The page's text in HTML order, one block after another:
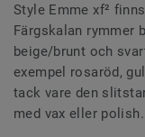
Style Emme xf²
Färgskalan rymmer
beige/brunt och
exempel rosaröd,
tack vare den
med vax eller polish.